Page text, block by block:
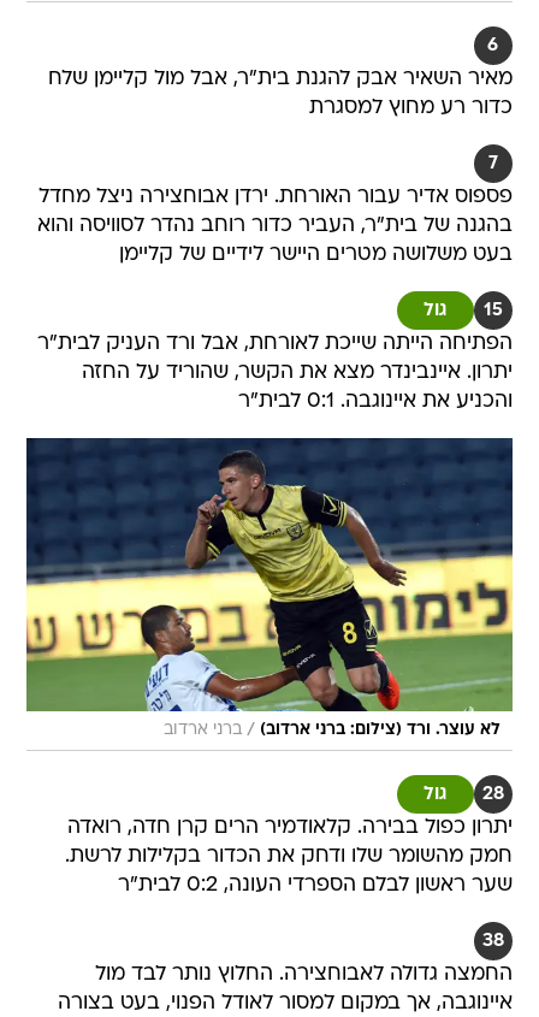
כדור רע מחוץ למסגרת
7
בהגנה של בית"ר, העביר כדור רוחב נהדר לסוויסה והוא
בעט משלושה מטרים היישר לידיים של קליימן
15 גול
יתרון. איינבינדר מצא את הקשר, שהוריד על החזה
והכניע את איינוגבה. 0:1 לבית"ר
לא עוצר. ורד (צילום: ברני ארדוב) ברני ארדוב
28 גול
חמק מהשומר שלו ודחק את הכדור בקלילות לרשת.
שער ראשון לבלם הספרדי העונה, 0:2 לבית"ר
38
איינוגבה, אך במקום למסור לאודל הפנוי, בעט בצורה
רשלנית. פספוס גדול עבור בית"ר